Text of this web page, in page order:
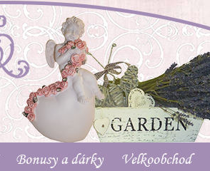
Bonusy a dárky Velkoobchod